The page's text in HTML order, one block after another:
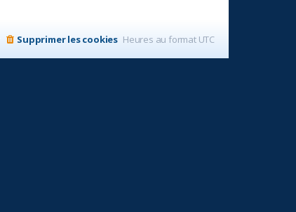
Heures au format UTC
Supprimer les cookies